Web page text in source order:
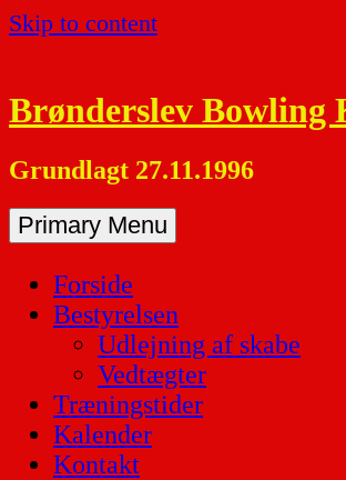
Skip to content
Brønderslev Bowling
Grundlagt 27.11.1996
Primary Menu
Forside
Bestyrelsen
Udlejning af skabe
Vedtægter
Træningstider
Kalender
Kontakt